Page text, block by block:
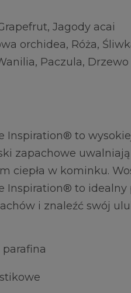
Jagody acai
orchidea, Róża,
Paczula, Drzewo
Inspiration® to
zapachowe
ciepła w kominku.
Inspiration® to idealny
i znaleźć swój